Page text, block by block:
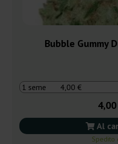
Bubble Gummy
Al
Spedito